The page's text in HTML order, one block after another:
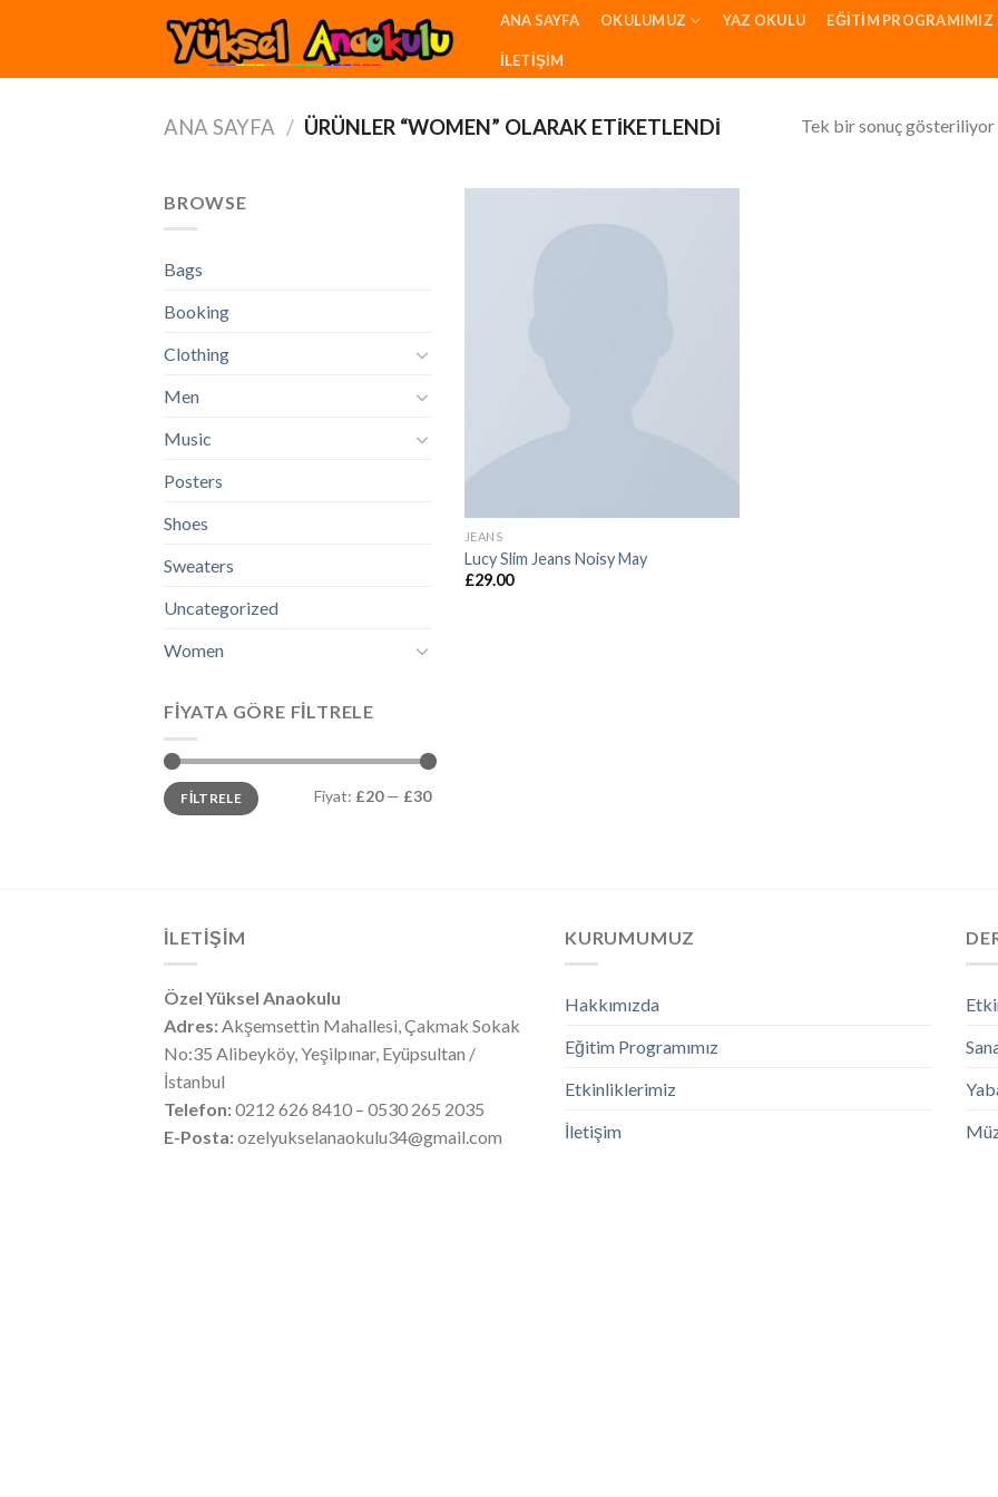
ANA SAYFA OKULUMUZ YAZ OKULU EĞITIM PROGRAMIMIZ
İLETIŞIM
ANA SAYFA / ÜRÜNLER “WOMEN” OLARAK ETIKETLENDI Tek bir sonuç gösteriliyor
BROWSE
Bags
Booking
Clothing
Men
Music
Posters
Shoes
Sweaters
Uncategorized
Women
FIYATA GÖRE FILTRELE
En
düşük
fiyat
En
yüksek
fiyat
FILTRELE Fiyat: £20— £30
JEANS
Lucy Slim Jeans Noisy May
£29.00
İLETIŞIM
Özel Yüksel Anaokulu
Adres:Akşemsettin Mahallesi, Çakmak Sokak
No:35 Alibeyköy, Yeşilpınar, Eyüpsultan /
İstanbul
Telefon:0212 626 8410 – 0530 265 2035
E-Posta:ozelyukselanaokulu34@gmail.com
KURUMUMUZ
Hakkımızda
Eğitim Programımız
Etkinliklerimiz
İletişim